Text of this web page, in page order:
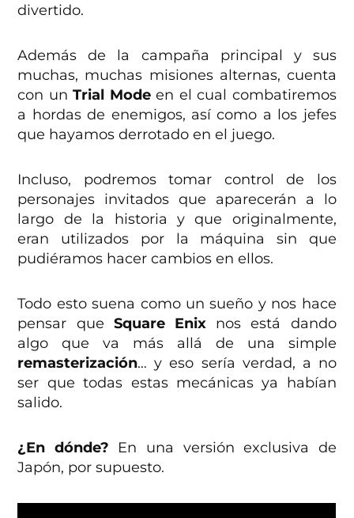
divertido.
Además de la campaña principal y sus
muchas, muchas misiones alternas, cuenta
con unTrial Modeen el cual combatiremos
a hordas de enemigos, así como a los jefes
que hayamos derrotado en el juego.
Incluso, podremos tomar control de los
personajes invitados que aparecerán a lo
largo de la historia y que originalmente,
eran utilizados por la máquina sin que
pudiéramos hacer cambios en ellos.
Todo esto suena como un sueño y nos hace
pensar que Square Enix nos está dando
algo que va más allá de una simple
remasterización… y eso sería verdad, a no
ser que todas estas mecánicas ya habían
salido.
¿En dónde? En una versión exclusiva de
Japón, por supuesto.